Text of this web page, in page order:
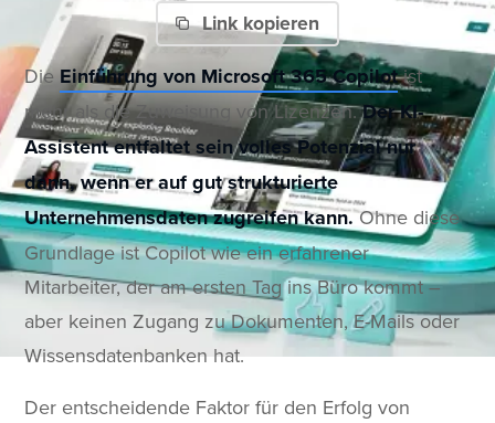
Link kopieren
DieEinführung von Microsoft 365 Copilotist
mehr als die Zuweisung von Lizenzen.Der KI-
Assistent entfaltet sein volles Potenzial nur
dann, wenn er auf gut strukturierte
Unternehmensdaten zugreifen kann.Ohne diese
Grundlage ist Copilot wie ein erfahrener
Mitarbeiter, der am ersten Tag ins Büro kommt –
aber keinen Zugang zu Dokumenten, E-Mails oder
Wissensdatenbanken hat.
Der entscheidende Faktor für den Erfolg von